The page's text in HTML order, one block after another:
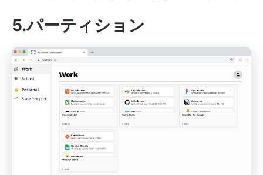
5.パーティション